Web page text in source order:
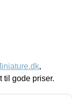
,
til gode priser.